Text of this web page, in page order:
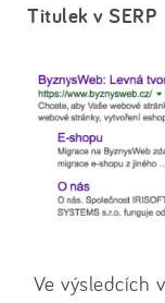
Titulek v SERP
Ve výsledcích